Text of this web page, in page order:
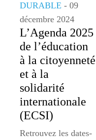
DURABLE - 09
décembre 2024
L’Agenda 2025
de l’éducation
à la citoyenneté
et à la
solidarité
internationale
(ECSI)
Retrouvez les dates-